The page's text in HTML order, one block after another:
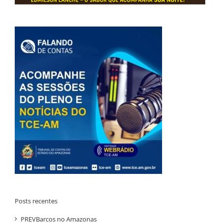
Posts recentes
PREVBarcos no Amazonas